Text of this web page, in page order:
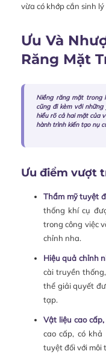
vừa có khớp cắn sinh
Ưu Và
Răng Mặt
Niềng răng mặt trong
cũng đi kèm với
hiểu rõ cả hai mặt của
hành trình kiến tạo nụ
Ưu điểm vượt
Thẩm mỹ tuyệt
thống khí cụ
trong công việc
chỉnh nha.
Hiệu quả chỉnh
cài truyền
thể giải quyết
tạp.
Vật liệu cao cấp,
cao cấp, có
tuyệt đối với môi